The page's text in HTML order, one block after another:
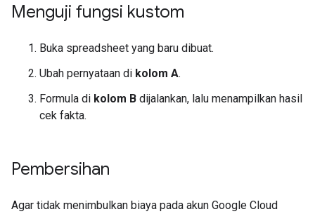
Menguji fungsi kustom
Buka spreadsheet yang baru dibuat.
Ubah pernyataan di kolom A.
Formula di kolom B dijalankan, lalu menampilkan hasil
cek fakta.
Pembersihan
Agar tidak menimbulkan biaya pada akun Google Cloud